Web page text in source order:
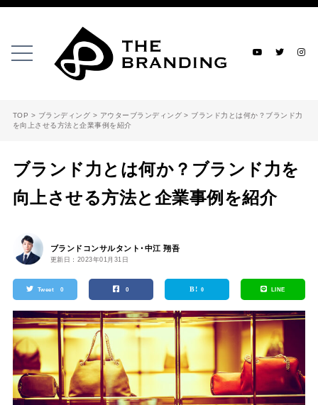
TOP > ブランディング > アウターブランディング > ブランド力とは何か？ブランド力
を向上させる方法と企業事例を紹介
ブランド力とは何か？ブランド力を
向上させる方法と企業事例を紹介
ブランドコンサルタント･中江 翔吾
更新日：2023年01月31日
Tweet 0 0 B! 0 LINE